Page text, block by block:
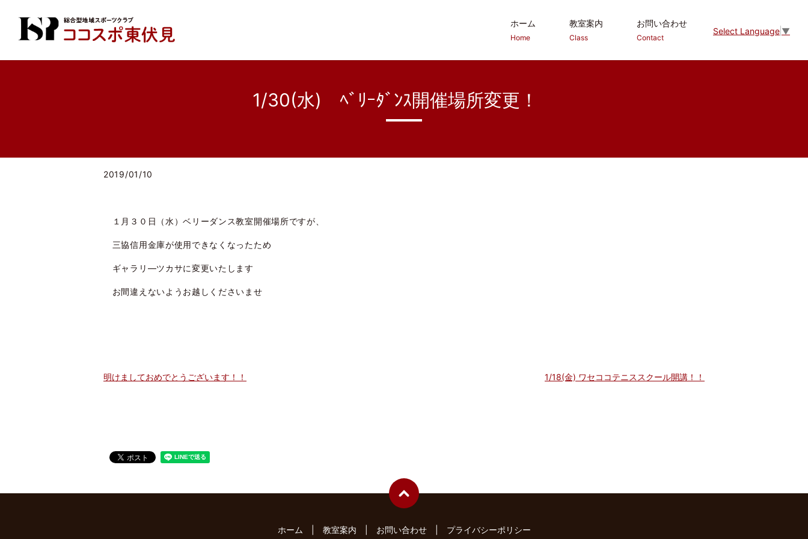
Select Language ▼
ホーム
Home
教室案内
Class
お問い合わせ
Contact
1/30(水) ﾍﾞﾘｰﾀﾞﾝｽ開催場所変更！
2019/01/10
１月３０日（水）ベリーダンス教室開催場所ですが、
三協信用金庫が使用できなくなったため
ギャラリ―ツカサに変更いたします
お間違えないようお越しくださいませ
明けましておめでとうございます！！ 1/18(金) ワセココテニススクール開講！！
ホーム 教室案内 お問い合わせ プライバシーポリシー